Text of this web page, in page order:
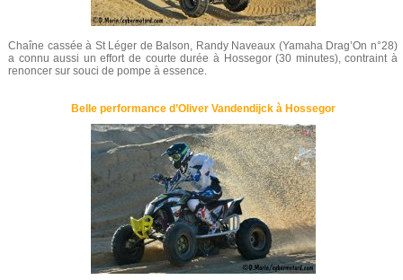
Chaîne cassée à St Léger de Balson, Randy Naveaux (Yamaha Drag’On n°28)
a connu aussi un effort de courte durée à Hossegor (30 minutes), contraint à
renoncer sur souci de pompe à essence.
Belle performance d’Oliver Vandendijck à Hossegor